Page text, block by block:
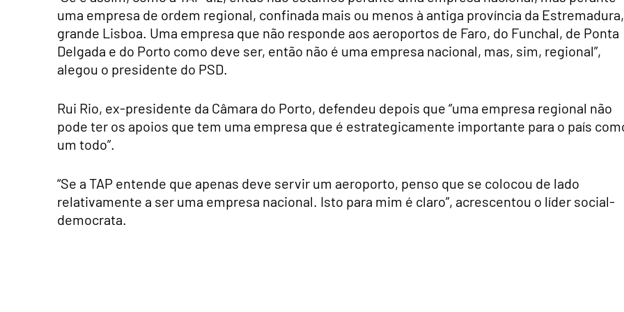
uma empresa de ordem regional, confinada mais ou menos à antiga província da
grande Lisboa. Uma empresa que não responde aos aeroportos de Faro, do Funchal, de Ponta
Delgada e do Porto como deve ser, então não é uma empresa nacional, mas, sim, regional”,
alegou o presidente do PSD.
Rui Rio, ex-presidente da Câmara do Porto, defendeu depois que “uma empresa regional não
pode ter os apoios que tem uma empresa que é estrategicamente importante para o país
um todo”.
“Se a TAP entende que apenas deve servir um aeroporto, penso que se colocou de lado
relativamente a ser uma empresa nacional. Isto para mim é claro”, acrescentou o líder social-
democrata.